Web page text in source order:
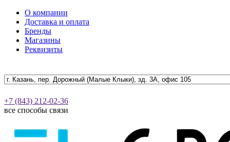
О компании
Доставка и оплата
Бренды
Магазины
Реквизиты
+7 (843) 212-02-36
все способы связи